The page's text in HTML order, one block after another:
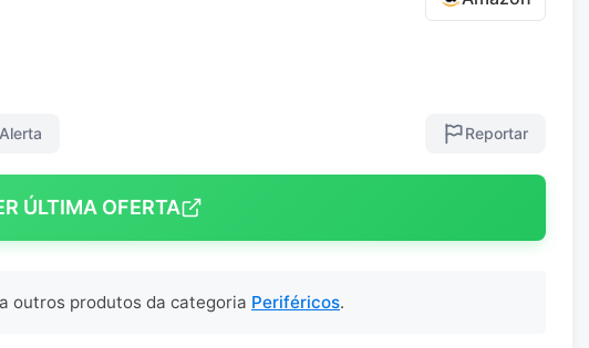
Reportar
ÚLTIMA OFERTA
outros produtos da categoria Periféricos.